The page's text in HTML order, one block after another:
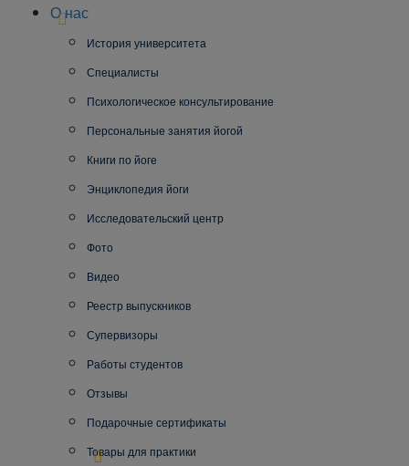
О нас
История университета
Специалисты
Психологическое консультирование
Персональные занятия йогой
Книги по йоге
Энциклопедия йоги
Исследовательский центр
Фото
Видео
Реестр выпускников
Супервизоры
Работы студентов
Отзывы
Подарочные сертификаты
Товары для практики